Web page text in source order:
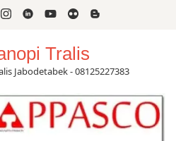
Tralis
Jabodetabek - 08125227383